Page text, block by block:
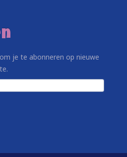
je te abonneren op nieuwe